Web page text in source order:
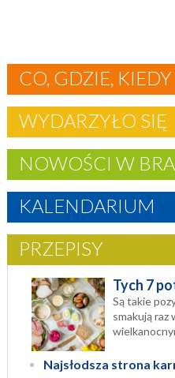
CO, GDZIE, KIEDY
WYDARZYŁO SIĘ
NOWOŚCI W
KALENDARIUM
PRZEPISY
Tych 7
Są takie
smakują raz
Najsłodsza strona